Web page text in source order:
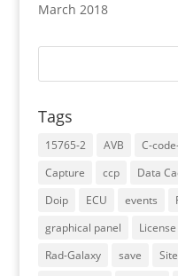
March 2018
Tags
15765-2 AVB C-
Capture
ccp Data
Doip
ECU events
graphical panel
License
Rad-Galaxy
save